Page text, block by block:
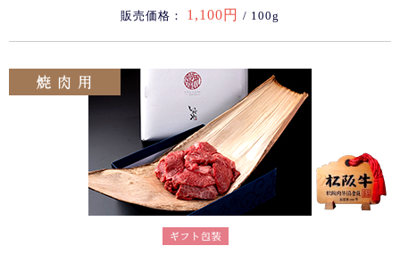
販売価格： 1,100円 / 100g